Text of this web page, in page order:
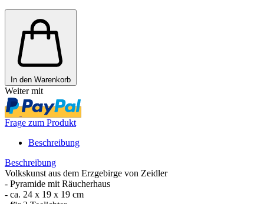
In den Warenkorb
Weiter mit
Frage zum Produkt
Beschreibung
Beschreibung
Volkskunst aus dem Erzgebirge von Zeidler
- Pyramide mit Räucherhaus
- ca. 24 x 19 x 19 cm